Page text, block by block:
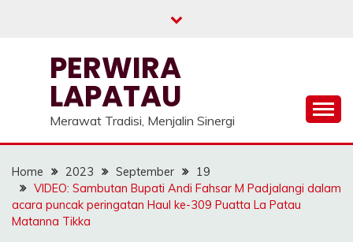
PERWIRA
LAPATAU
Merawat Tradisi, Menjalin Sinergi
Home 2023 September
19
VIDEO: Sambutan Bupati Andi Fahsar M Padjalangi dalam
acara puncak peringatan Haul ke-309 Puatta La Patau
Matanna Tikka